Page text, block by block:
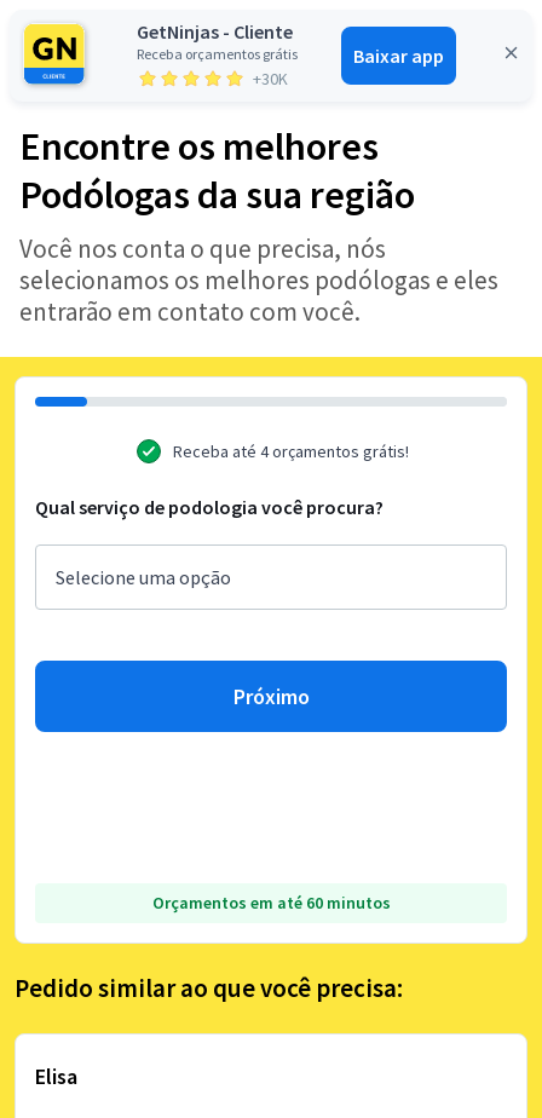
GetNinjas - Cliente
Receba orçamentos grátis
+30K
Baixar app
Entrar
Encontre os melhores
Podólogas da sua região
Você nos conta o que precisa, nós
selecionamos os melhores podólogas e eles
entrarão em contato com você.
Receba até 4 orçamentos grátis!
Qual serviço de podologia você procura?
Próximo
Orçamentos em até 60 minutos
Pedido similar ao que você precisa:
Elisa